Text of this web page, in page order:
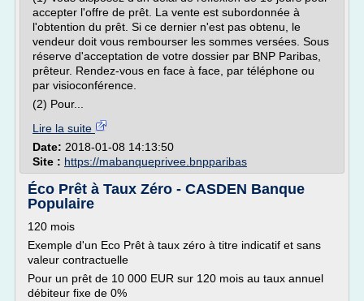
accepter l'offre de prêt. La vente est subordonnée à
l'obtention du prêt. Si ce dernier n'est pas obtenu, le
vendeur doit vous rembourser les sommes versées. Sous
réserve d'acceptation de votre dossier par BNP Paribas,
prêteur. Rendez-vous en face à face, par téléphone ou
par visioconférence.
(2) Pour...
Lire la suite
Date: 2018-01-08 14:13:50
Site : https://mabanqueprivee.bnpparibas
Éco Prêt à Taux Zéro - CASDEN Banque
Populaire
120 mois
Exemple d'un Eco Prêt à taux zéro à titre indicatif et sans
valeur contractuelle
Pour un prêt de 10 000 EUR sur 120 mois au taux annuel
débiteur fixe de 0%